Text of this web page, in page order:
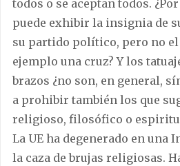
todos o se aceptan todos.
puede exhibir la insignia de
su partido político, pero no
ejemplo una cruz? Y los
brazos ¿no son, en general,
a prohibir también los que
religioso, filosófico o
La UE ha degenerado en
la caza de brujas religiosas.